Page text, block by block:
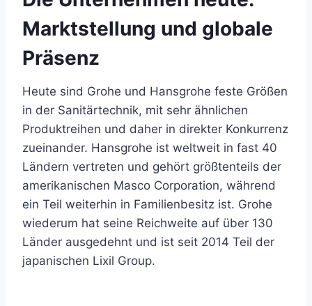
Marktstellung und globale
Präsenz
Heute sind Grohe und Hansgrohe feste Größen
in der Sanitärtechnik, mit sehr ähnlichen
Produktreihen und daher in direkter Konkurrenz
zueinander. Hansgrohe ist weltweit in fast 40
Ländern vertreten und gehört größtenteils der
amerikanischen Masco Corporation, während
ein Teil weiterhin in Familienbesitz ist. Grohe
wiederum hat seine Reichweite auf über 130
Länder ausgedehnt und ist seit 2014 Teil der
japanischen Lixil Group.